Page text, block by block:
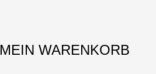
MEIN WARENKORB